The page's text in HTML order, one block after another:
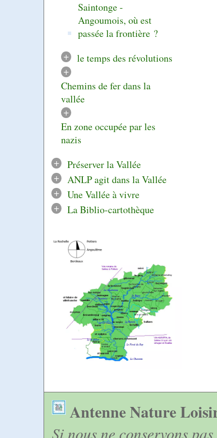
Saintonge -
Angoumois, où est
passée la frontière ?
+
le temps des révolutions
+
Chemins de fer dans la
vallée
+
En zone occupée par les
nazis
+
Préserver la Vallée
+
ANLP agit dans la Vallée
+
Une Vallée à vivre
+
La Biblio-cartothèque
Antenne Nature
Si nous ne conservons